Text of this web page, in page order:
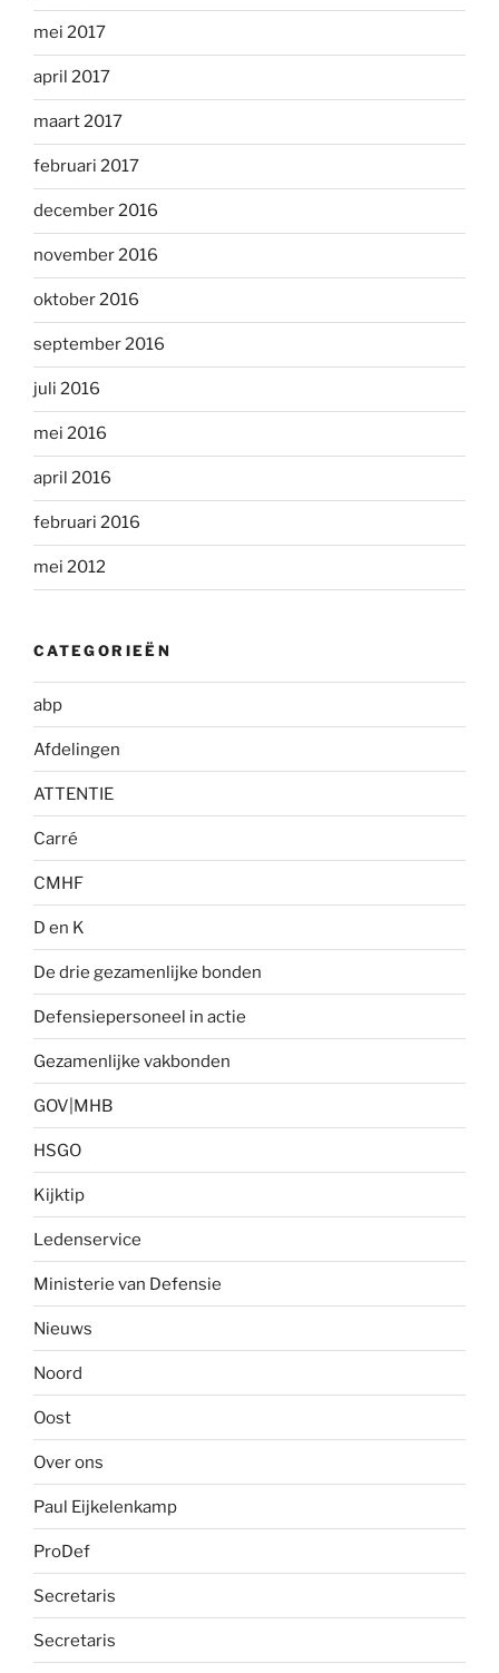
mei 2017
april 2017
maart 2017
februari 2017
december 2016
november 2016
oktober 2016
september 2016
juli 2016
mei 2016
april 2016
februari 2016
mei 2012
CATEGORIEËN
abp
Afdelingen
ATTENTIE
Carré
CMHF
D en K
De drie gezamenlijke bonden
Defensiepersoneel in actie
Gezamenlijke vakbonden
GOV|MHB
HSGO
Kijktip
Ledenservice
Ministerie van Defensie
Nieuws
Noord
Oost
Over ons
Paul Eijkelenkamp
ProDef
Secretaris
Secretaris